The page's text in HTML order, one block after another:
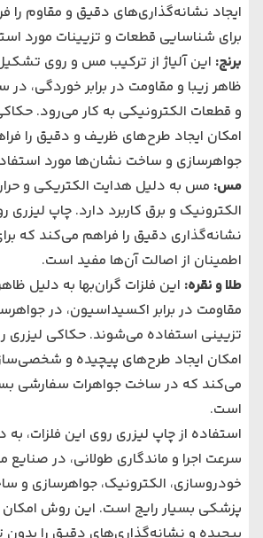
ایجاد نشانه‌گذاری‌های دقیق و مقاوم را
برای شناسایی قطعات و تزیینات مورد
برنج: این آلیاژ از ترکیب مس و روی
ظاهر زیبا و مقاومت در برابر خوردگی،
و قطعات الکترونیکی به کار می‌رود.
امکان ایجاد طرح‌های ظریف و دقیق را
جواهرسازی و ساخت نشان‌ها مورد
مس: مس به دلیل هدایت الکتریکی و
الکترونیک و برق کاربرد دارد. چاپ
نشانه‌گذاری دقیق را فراهم می‌کند که
اطمینان از اصالت آن‌ها مفید است.
طلا و نقره: این فلزات گران‌بها به دلیل
مقاومت در برابر اکسیداسیون، در
تزیینی استفاده می‌شوند. حکاکی لیزری
امکان ایجاد طرح‌های پیچیده و
می‌کند که در ساخت جواهرات سفارشی
است.
استفاده از چاپ لیزری روی این فلزات، به
سرعت اجرا و ماندگاری طولانی، در صنایع
خودروسازی، الکترونیک، جواهرسازی و
پزشکی بسیار رایج است. این روش امکان